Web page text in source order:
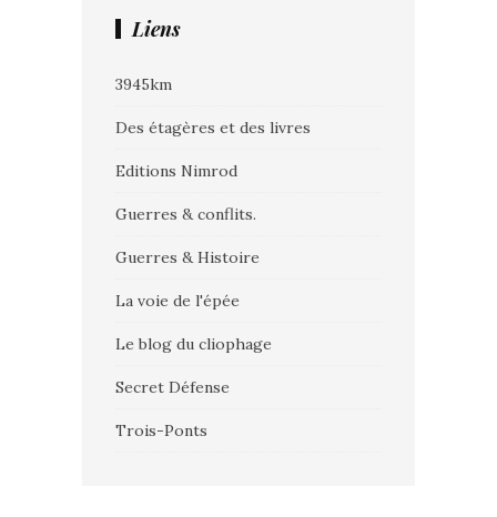
Liens
3945km
Des étagères et des livres
Editions Nimrod
Guerres & conflits.
Guerres & Histoire
La voie de l'épée
Le blog du cliophage
Secret Défense
Trois-Ponts